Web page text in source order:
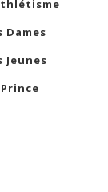
Dames
Jeunes